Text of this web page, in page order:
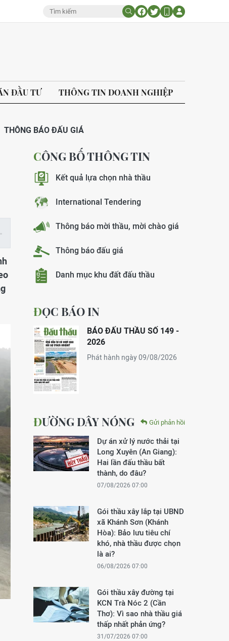
ĐẦU TƯ THÔNG TIN DOANH NGHIỆP
THÔNG BÁO ĐẤU GIÁ
CÔNG BỐ THÔNG TIN
Kết quả lựa chọn nhà thầu
International Tendering
Thông báo mời thầu, mời chào giá
Thông báo đấu giá
Danh mục khu đất đấu thầu
ĐỌC BÁO IN
BÁO ĐẤU THẦU SỐ 149 -
2026
Phát hành ngày 09/08/2026
ĐƯỜNG DÂY NÓNG Gửi phản hồi
Dự án xử lý nước thải tại
Long Xuyên (An Giang):
Hai lần đấu thầu bất
thành, do đâu?
07/08/2026 07:00
Gói thầu xây lắp tại UBND
xã Khánh Sơn (Khánh
Hòa): Bảo lưu tiêu chí
khó, nhà thầu được chọn
là ai?
06/08/2026 07:00
Gói thầu xây đường tại
KCN Trà Nóc 2 (Cần
Thơ): Vì sao nhà thầu giá
thấp nhất phản ứng?
31/07/2026 07:00